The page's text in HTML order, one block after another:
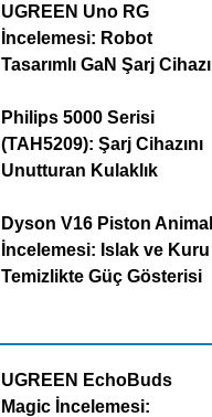
UGREEN Uno RG
İncelemesi: Robot
Tasarımlı GaN Şarj Cihazı
Philips 5000 Serisi
(TAH5209): Şarj Cihazını
Unutturan Kulaklık
Dyson V16 Piston Animal
İncelemesi: Islak ve Kuru
Temizlikte Güç Gösterisi
UGREEN EchoBuds
Magic İncelemesi: